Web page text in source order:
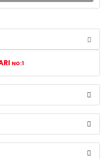
NO:1
siz yapın!